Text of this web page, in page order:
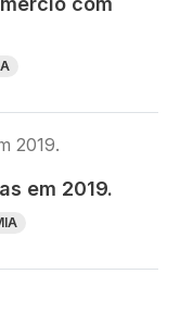
em 2019.